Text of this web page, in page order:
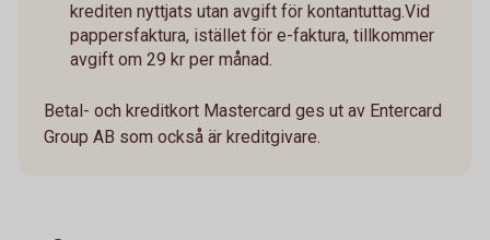
krediten nyttjats utan avgift för kontantuttag.Vid
pappersfaktura, istället för e-faktura, tillkommer
avgift om 29 kr per månad.
Betal- och kreditkort Mastercard ges ut av Entercard
Group AB som också är kreditgivare.